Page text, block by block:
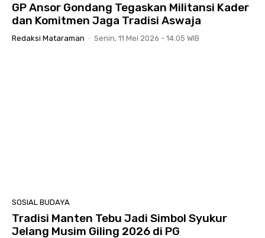
GP Ansor Gondang Tegaskan Militansi Kader
dan Komitmen Jaga Tradisi Aswaja
Redaksi Mataraman - Senin, 11 Mei 2026 - 14:05 WIB
SOSIAL BUDAYA
Tradisi Manten Tebu Jadi Simbol Syukur
Jelang Musim Giling 2026 di PG